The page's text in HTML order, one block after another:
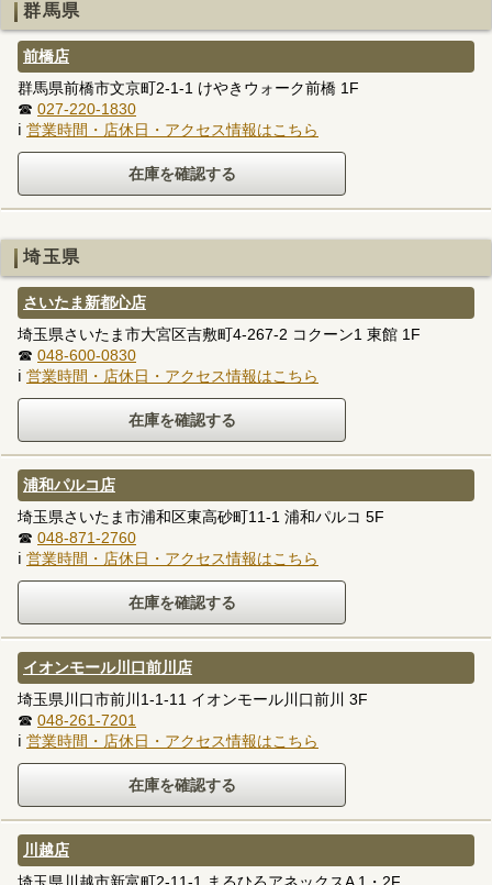
群馬県
前橋店
群馬県前橋市文京町2-1-1 けやきウォーク前橋 1F
☎ 027-220-1830
ℹ 営業時間・店休日・アクセス情報はこちら
埼玉県
さいたま新都心店
埼玉県さいたま市大宮区吉敷町4-267-2 コクーン1 東館 1F
☎ 048-600-0830
ℹ 営業時間・店休日・アクセス情報はこちら
浦和パルコ店
埼玉県さいたま市浦和区東高砂町11-1 浦和パルコ 5F
☎ 048-871-2760
ℹ 営業時間・店休日・アクセス情報はこちら
イオンモール川口前川店
埼玉県川口市前川1-1-11 イオンモール川口前川 3F
☎ 048-261-7201
ℹ 営業時間・店休日・アクセス情報はこちら
川越店